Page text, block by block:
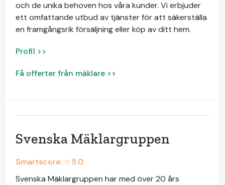
och de unika behoven hos våra kunder. Vi erbjuder
ett omfattande utbud av tjänster för att säkerställa
en framgångsrik försäljning eller köp av ditt hem.
Profil >>
Få offerter från mäklare >>
Svenska Mäklargruppen
Smartscore: ☆5.0
Svenska Mäklargruppen har med över 20 års